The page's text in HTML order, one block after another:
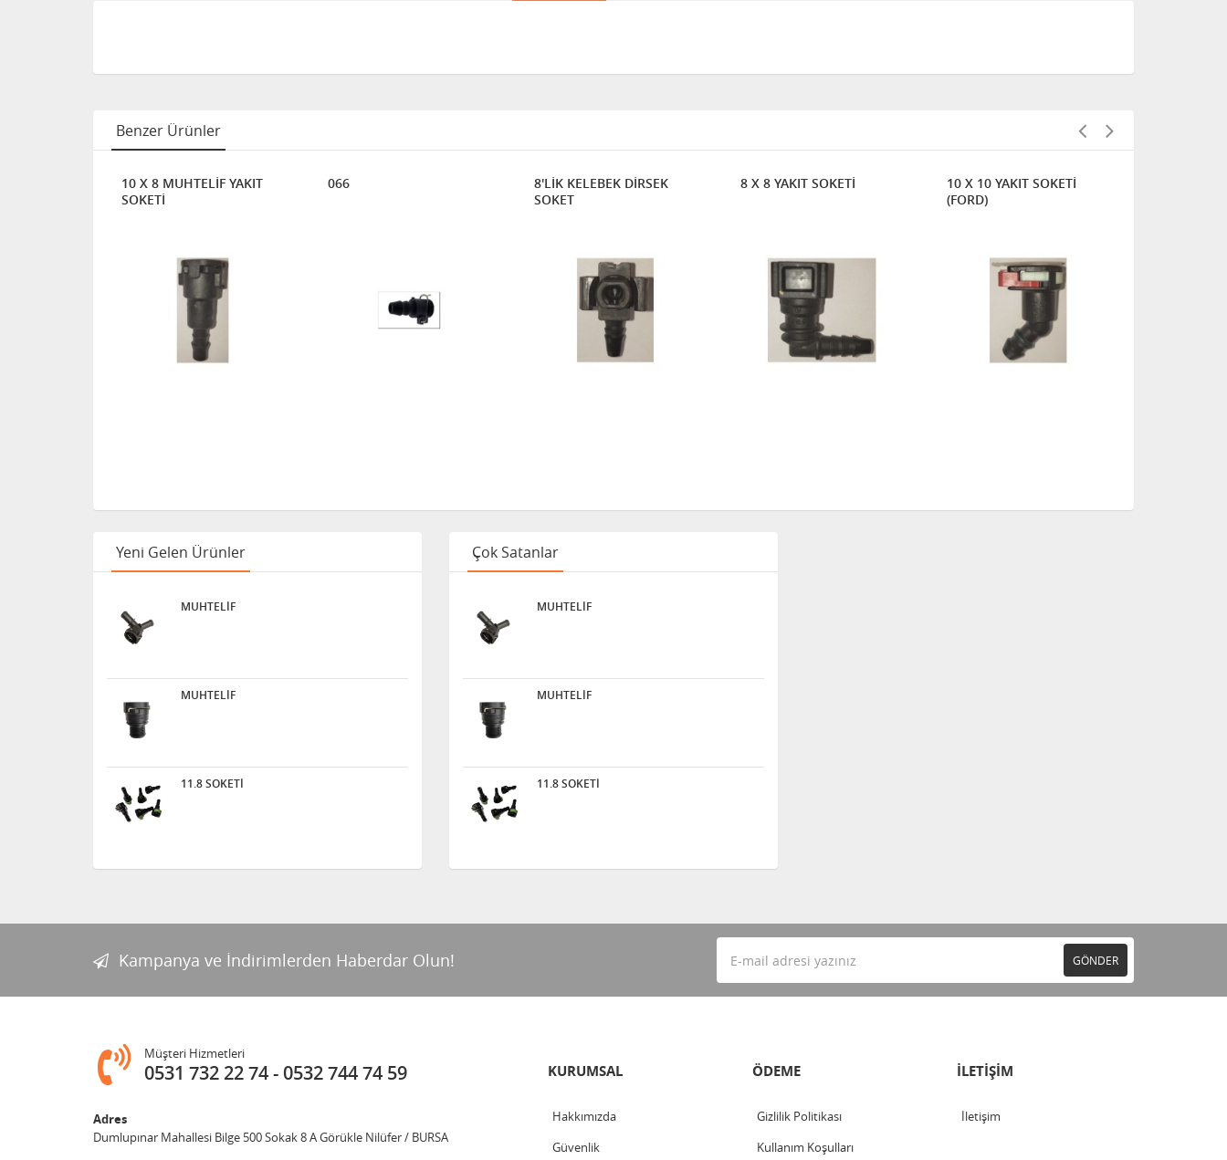
Benzer Ürünler
10 X 8 MUHTELİF YAKIT
SOKETİ
066
8'LİK KELEBEK DİRSEK
SOKET
8 X 8 YAKIT SOKETİ
10 X 10 YAKIT SOKETİ
(FORD)
Yeni Gelen Ürünler
MUHTELİF
MUHTELİF
11.8 SOKETİ
Çok Satanlar
MUHTELİF
MUHTELİF
11.8 SOKETİ
Kampanya ve İndirimlerden Haberdar Olun! GÖNDER
Müşteri Hizmetleri
0531 732 22 74 0532 744 74 59
Adres
Dumlupınar Mahallesi Bilge 500 Sokak 8 A Görükle Nilüfer / BURSA
KURUMSAL
Hakkımızda
Güvenlik
ÖDEME
Gizlilik Politikası
Kullanım Koşulları
İLETİŞİM
İletişim